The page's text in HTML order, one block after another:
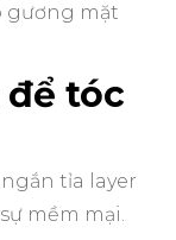
gương mặt
tóc
tỉa layer
mềm mại.